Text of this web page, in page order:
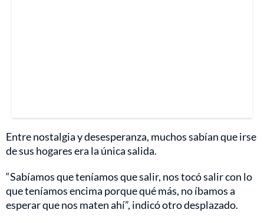
Entre nostalgia y desesperanza, muchos sabían que irse
de sus hogares era la única salida.
“Sabíamos que teníamos que salir, nos tocó salir con lo
que teníamos encima porque qué más, no íbamos a
esperar que nos maten ahí”, indicó otro desplazado.